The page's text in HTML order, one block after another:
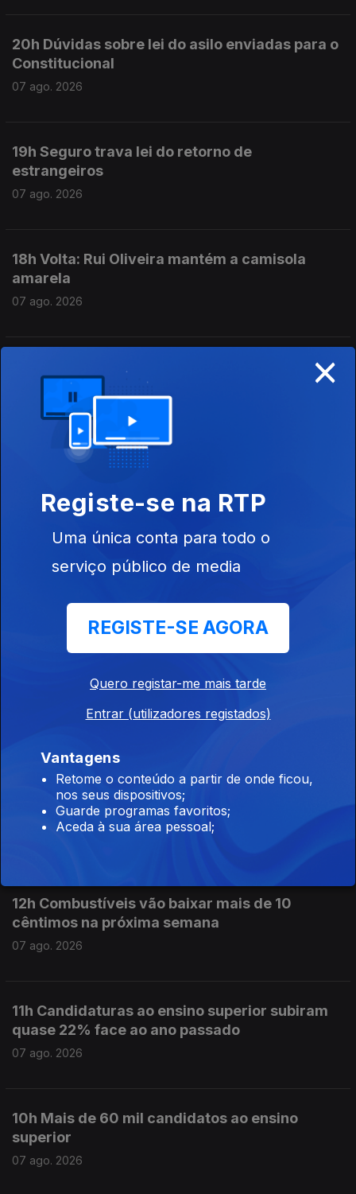
20h Dúvidas sobre lei do asilo enviadas para o
Constitucional
07 ago. 2026
19h Seguro trava lei do retorno de
estrangeiros
07 ago. 2026
18h Volta: Rui Oliveira mantém a camisola
amarela
07 ago. 2026
17h Prestação Social Única promulgada com
aviso do Presidente
07 ago. 2026
reapreciações dos exames
07 ago. 2026
os resultados das reapreciações
14h IL considera que Luís Neves não tem
condições para continuar no cargo
13h Livre pede a Montenegro que se pronuncie
sobre auditoria aos mandatos de Luís Neves
12h Combustíveis vão baixar mais de 10
cêntimos na próxima semana
07 ago. 2026
11h Candidaturas ao ensino superior subiram
quase 22% face ao ano passado
07 ago. 2026
10h Mais de 60 mil candidatos ao ensino
superior
07 ago. 2026
×
Registe-se na RTP
Uma única conta para todo o
serviço público de media
REGISTE-SE AGORA
Quero registar-me mais tarde
Entrar (utilizadores registados)
Vantagens
Retome o conteúdo a partir de onde ficou,
nos seus dispositivos;
Guarde programas favoritos;
Aceda à sua área pessoal;